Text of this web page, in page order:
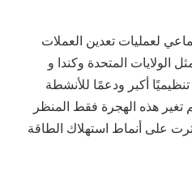
لعمليات تعدين العملات
المتحدة وكندا و
أكبر ودعمًا للأنشطة
تغير هذه الهجرة فقط المنظر
على أنماط استهلاك الطاقة